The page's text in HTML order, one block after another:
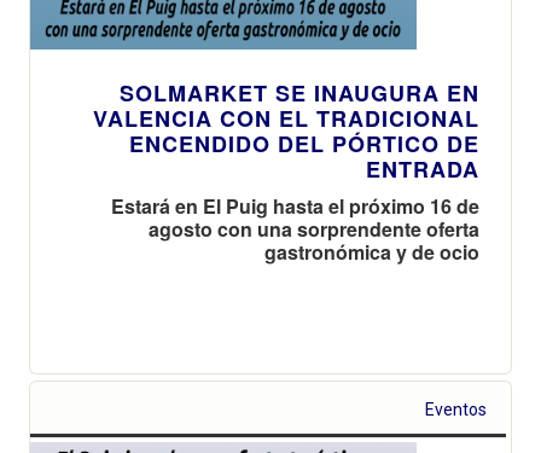
SOLMARKET SE INAUGURA EN
VALENCIA CON EL TRADICIONAL
ENCENDIDO DEL PÓRTICO DE
ENTRADA
Estará en El Puig hasta el próximo 16 de
agosto con una sorprendente oferta
gastronómica y de ocio
Eventos